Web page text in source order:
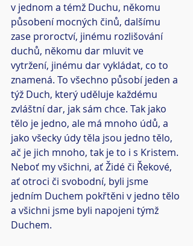
v jednom a témž Duchu, někomu
působení mocných činů, dalšímu
zase proroctví, jinému rozlišování
duchů, někomu dar mluvit ve
vytržení, jinému dar vykládat, co to
znamená. To všechno působí jeden a
týž Duch, který uděluje každému
zvláštní dar, jak sám chce. Tak jako
tělo je jedno, ale má mnoho údů, a
jako všecky údy těla jsou jedno tělo,
ač je jich mnoho, tak je to i s Kristem.
Neboť my všichni, ať Židé či Řekové,
ať otroci či svobodní, byli jsme
jedním Duchem pokřtěni v jedno tělo
a všichni jsme byli napojeni týmž
Duchem.